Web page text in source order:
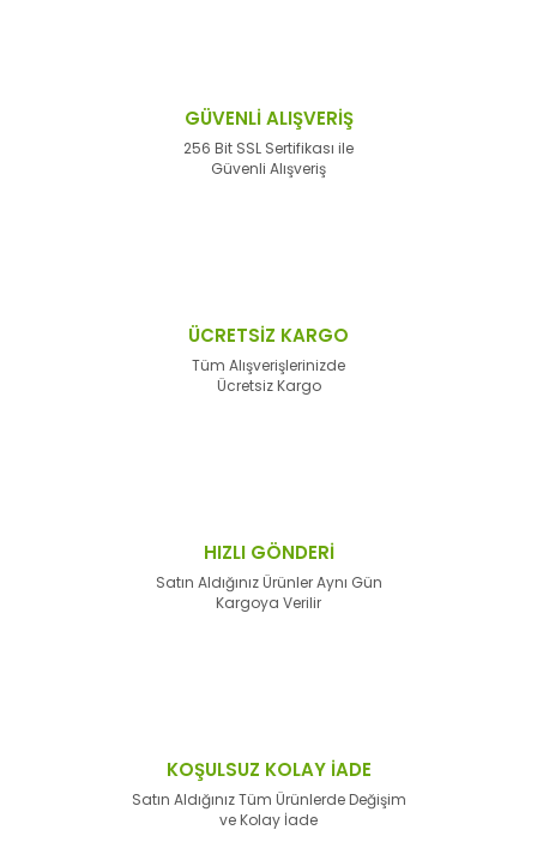
GÜVENLİ ALIŞVERİŞ
256 Bit SSL Sertifikası ile
Güvenli Alışveriş
ÜCRETSİZ KARGO
Tüm Alışverişlerinizde
Ücretsiz Kargo
HIZLI GÖNDERİ
Satın Aldığınız Ürünler Aynı Gün
Kargoya Verilir
KOŞULSUZ KOLAY İADE
Satın Aldığınız Tüm Ürünlerde Değişim
ve Kolay İade